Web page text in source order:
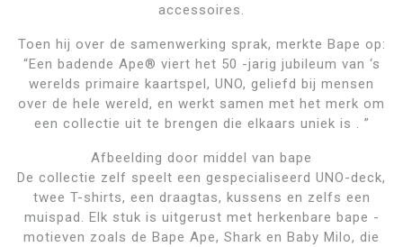
accessoires.
Toen hij over de samenwerking sprak, merkte Bape op:
“Een badende Ape® viert het 50 -jarig jubileum van ‘s
werelds primaire kaartspel, UNO, geliefd bij mensen
over de hele wereld, en werkt samen met het merk om
een ​​collectie uit te brengen die elkaars uniek is . ”
Afbeelding door middel van bape
De collectie zelf speelt een gespecialiseerd UNO-deck,
twee T-shirts, een draagtas, kussens en zelfs een
muispad. Elk stuk is uitgerust met herkenbare bape -
motieven zoals de Bape Ape, Shark en Baby Milo, die